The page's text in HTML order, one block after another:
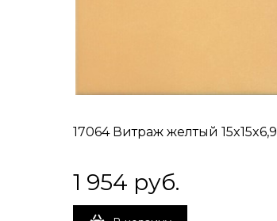
17064 Витраж желтый 15x15x6,9
1 954 руб.